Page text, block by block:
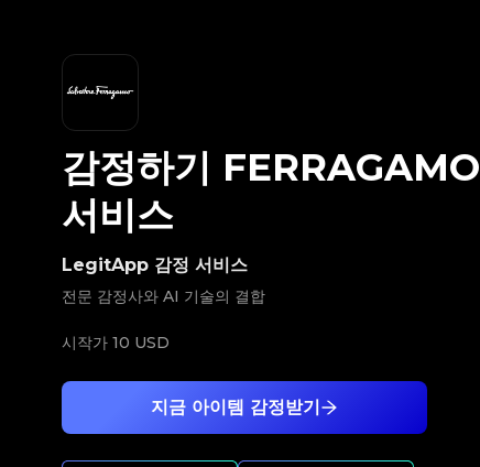
지금 아이템 감정받기
LegitApp 감정 서비스
전문 감정사와 AI 기술의 결합
시작가 10 USD
감정하기 FERRAGAMO
서비스